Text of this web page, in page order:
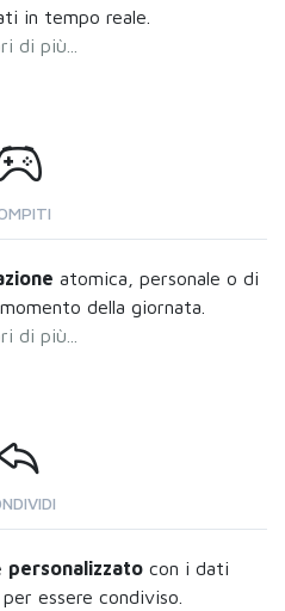
in tempo reale.
di più...
atomica, personale o di
della giornata.
di più...
personalizzatocon i dati
essere condiviso.